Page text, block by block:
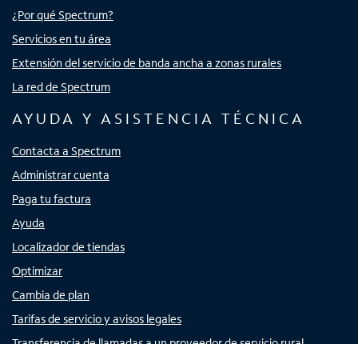
¿Por qué Spectrum?
Servicios en tu área
Extensión del servicio de banda ancha a zonas rurales
La red de Spectrum
AYUDA Y ASISTENCIA TÉCNICA
Contacta a Spectrum
Administrar cuenta
Paga tu factura
Ayuda
Localizador de tiendas
Optimizar
Cambia de plan
Tarifas de servicio y avisos legales